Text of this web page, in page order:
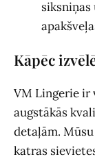
Kāpēc
VM Lingerie ir
augstākās
detaļām.
katras